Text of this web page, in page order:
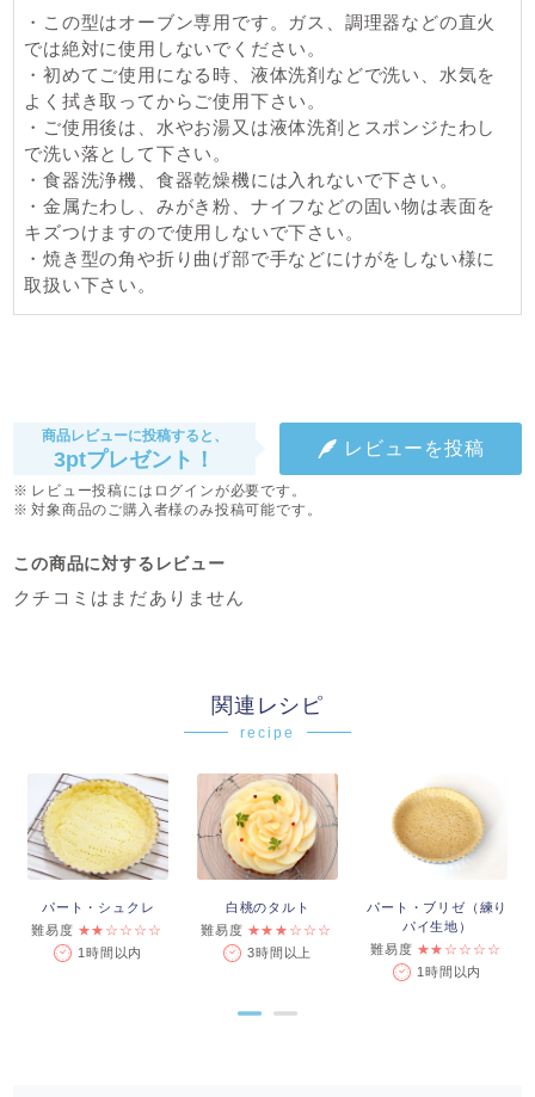
・この型はオーブン専用です。ガス、調理器などの直火
では絶対に使用しないでください。
・初めてご使用になる時、液体洗剤などで洗い、水気を
よく拭き取ってからご使用下さい。
・ご使用後は、水やお湯又は液体洗剤とスポンジたわし
で洗い落として下さい。
・食器洗浄機、食器乾燥機には入れないで下さい。
・金属たわし、みがき粉、ナイフなどの固い物は表面を
キズつけますので使用しないで下さい。
・焼き型の角や折り曲げ部で手などにけがをしない様に
取扱い下さい。
この商品に対するレビュー
クチコミはまだありません
商品レビューに投稿すると、
3ptプレゼント！ レビューを投稿
レビュー投稿にはログインが必要です。
対象商品のご購入者様のみ投稿可能です。
関連レシピ
recipe
パート・シュクレ
難易度 ★★☆☆☆☆
1時間以内
白桃のタルト
難易度 ★★★☆☆☆
3時間以上
パート・ブリゼ（練り
パイ生地）
難易度 ★★☆☆☆☆
1時間以内
●